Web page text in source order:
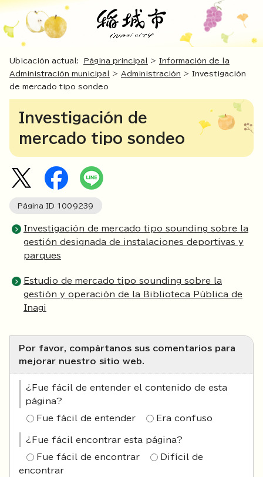
Ubicación actual: Página principal > Información de la
Administración municipal
> Administración > Investigación
de mercado tipo sondeo
Investigación de
mercado tipo sondeo
Página ID 1009239
Investigación de mercado tipo sounding sobre la
gestión designada de instalaciones deportivas y
parques
Estudio de mercado tipo sounding sobre la
gestión y operación de la Biblioteca Pública de
Inagi
Por favor, compártanos sus comentarios para
mejorar nuestro sitio web.
¿Fue fácil de entender el contenido de esta
página?
Fue fácil de entender Era confuso
¿Fue fácil encontrar esta página?
Fue fácil de encontrar
Difícil de
encontrar